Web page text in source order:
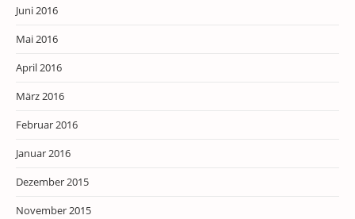
Juni 2016
Mai 2016
April 2016
März 2016
Februar 2016
Januar 2016
Dezember 2015
November 2015